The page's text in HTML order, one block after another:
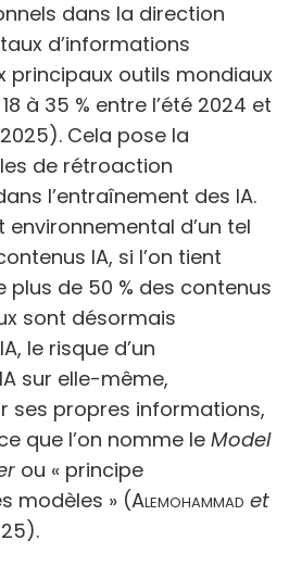
dans la direction
d’informations
principaux outils mondiaux
à 35 % entre l’été 2024 et
Cela pose la
de rétroaction
l’entraînement des IA.
d’un tel
IA, si l’on tient
de 50 % des contenus
sont désormais
le risque d’un
sur elle-même,
ses propres informations,
que l’on nomme le Model
ou « principe
modèles » (Alemohammad et